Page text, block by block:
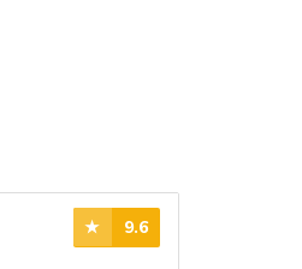
9.6